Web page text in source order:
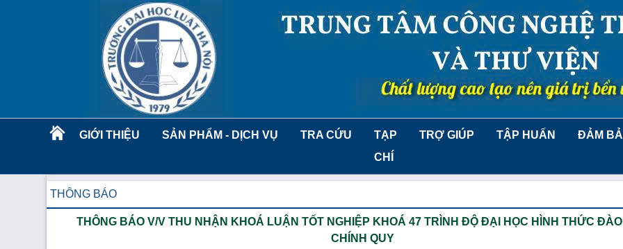
GIỚI THIỆU SẢN PHẨM - DỊCH VỤ TRA CỨU
TẠP
CHÍ
TRỢ GIÚP TẬP HUẤN ĐẢM
THÔNG BÁO
THÔNG BÁO V/V THU NHẬN KHOÁ LUẬN TỐT NGHIỆP KHOÁ 47 TRÌNH ĐỘ ĐẠI HỌC HÌNH THỨC
CHÍNH QUY